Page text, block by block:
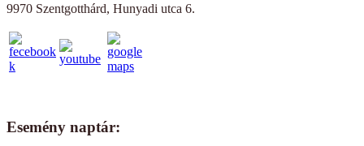
9970 Szentgotthárd, Hunyadi utca 6.
Esemény naptár: